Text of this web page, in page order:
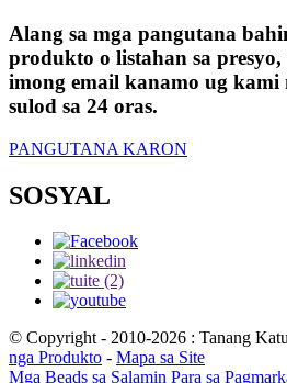
Alang sa mga pangutana
produkto o listahan sa
imong email kanamo ug
sulod sa 24 oras.
PANGUTANA KARON
SOSYAL
© Copyright - 2010-2026 : Tanang
nga Produkto - Mapa sa Site
Mga Beads sa Salamin Para sa